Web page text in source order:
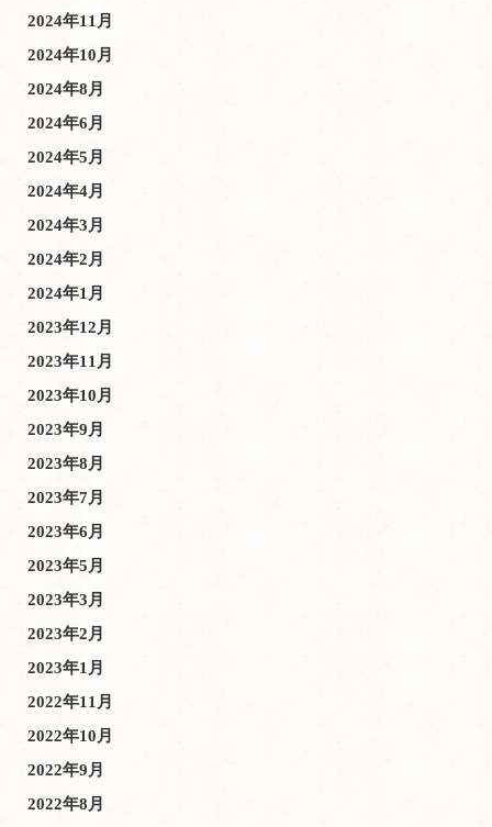
2024年11月
2024年10月
2024年8月
2024年6月
2024年5月
2024年4月
2024年3月
2024年2月
2024年1月
2023年12月
2023年11月
2023年10月
2023年9月
2023年8月
2023年7月
2023年6月
2023年5月
2023年3月
2023年2月
2023年1月
2022年11月
2022年10月
2022年9月
2022年8月